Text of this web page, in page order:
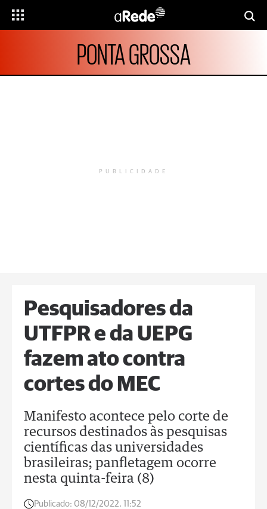
PONTA GROSSA
PUBLICIDADE
Pesquisadores da
UTFPR e da UEPG
fazem ato contra
cortes do MEC
Manifesto acontece pelo corte de
recursos destinados às pesquisas
científicas das universidades
brasileiras; panfletagem ocorre
nesta quinta-feira (8)
Publicado: 08/12/2022, 11:52